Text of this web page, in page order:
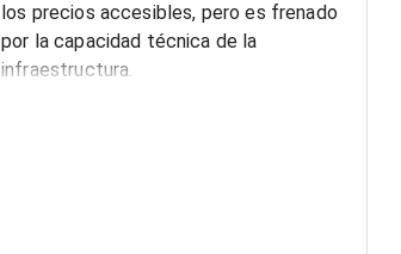
los precios accesibles, pero es frenado
por la capacidad técnica de la
infraestructura.